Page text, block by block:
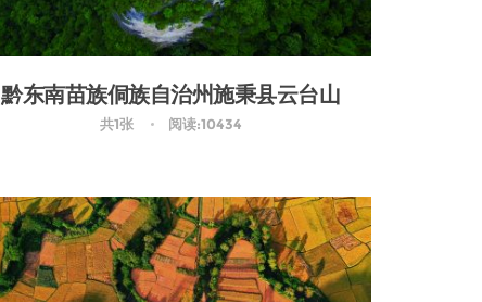
黔东南苗族侗族自治州施秉县云台山
共1张 阅读:10434